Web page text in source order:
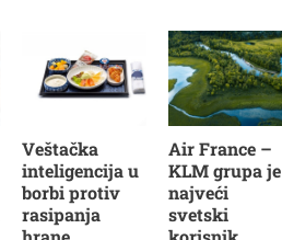
Veštačka
inteligencija u
borbi protiv
rasipanja
Air France –
KLM grupa je
najveći
svetski